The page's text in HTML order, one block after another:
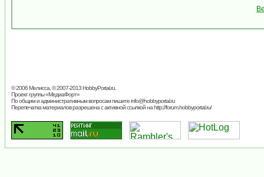
© 2006 Мелисса, © 2007-2013HobbyPortal.ru
Проект группы «МедиаФорт»
По общим и административным вопросам пишитеinfo@hobbyportal.ru
Перепечатка материалов разрешена с активной ссылкой на http://forum.hobbyportal.ru/